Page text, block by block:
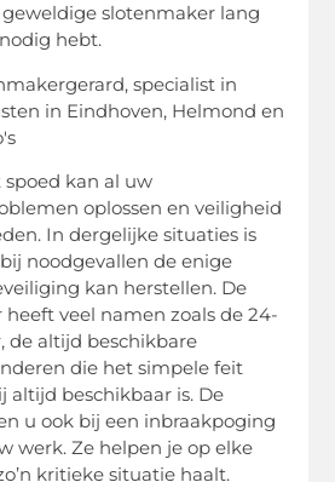
slotenmaker lang
hebt.
kan al uw
oplossen en veiligheid
In dergelijke situaties is
noodgevallen de enige
kan herstellen. De
veel namen zoals de 24-
de altijd beschikbare
die het simpele feit
altijd beschikbaar is. De
u ook bij een inbraakpoging
werk. Ze helpen je op elke
kritieke situatie haalt.